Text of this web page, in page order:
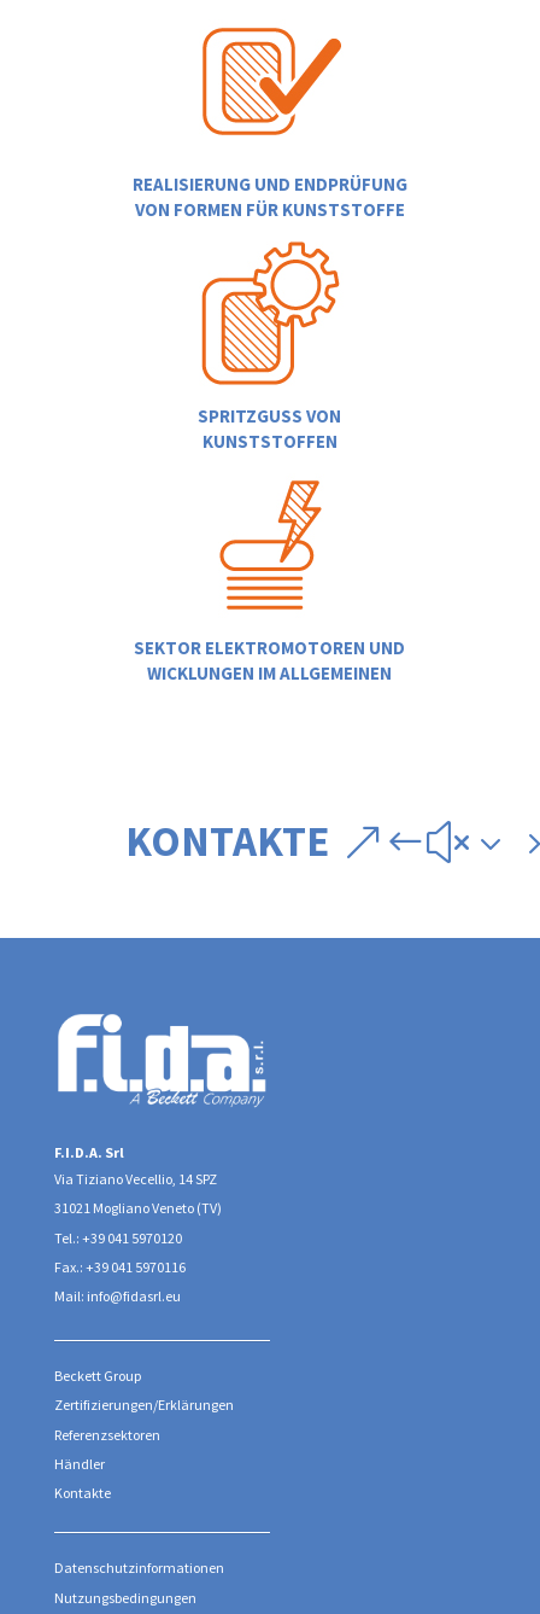
REALISIERUNG UND ENDPRÜFUNG
VON FORMEN FÜR KUNSTSTOFFE
SPRITZGUSS VON
KUNSTSTOFFEN
SEKTOR ELEKTROMOTOREN UND
WICKLUNGEN IM ALLGEMEINEN
KONTAKTE
F.I.D.A. Srl
Via Tiziano Vecellio, 14 SPZ
31021 Mogliano Veneto (TV)
Tel.: +39 041 5970120
Fax.: +39 041 5970116
Mail: info@fidasrl.eu
Beckett Group
Zertifizierungen/Erklärungen
Referenzsektoren
Händler
Kontakte
Datenschutzinformationen
Nutzungsbedingungen